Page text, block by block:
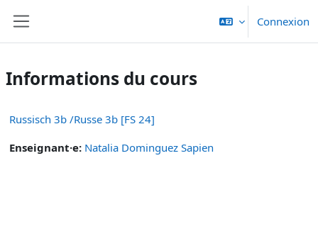
Connexion
Informations du cours
Russisch 3b /Russe 3b [FS 24]
Enseignant·e: Natalia Dominguez Sapien